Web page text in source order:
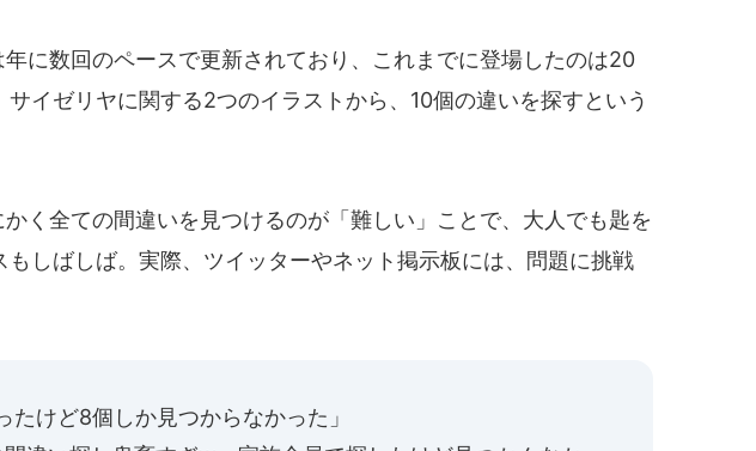
に数回のペースで更新されており、これまでに登場したのは20
イゼリヤに関する2つのイラストから、10個の違いを探すという
く全ての間違いを見つけるのが「難しい」ことで、大人でも匙を
もしばしば。実際、ツイッターやネット掲示板には、問題に挑戦
たけど8個しか見つからなかった」